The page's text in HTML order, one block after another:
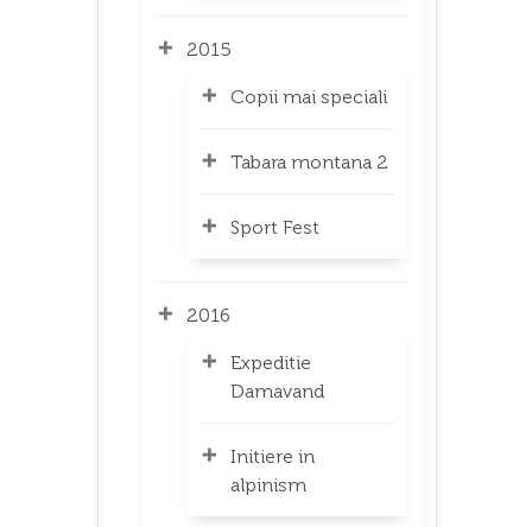
2015
Copii mai speciali
Tabara montana 2
Sport Fest
2016
Expeditie
Damavand
Initiere in
alpinism